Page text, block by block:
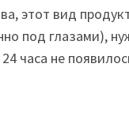
этот вид
под глазами),
часа не